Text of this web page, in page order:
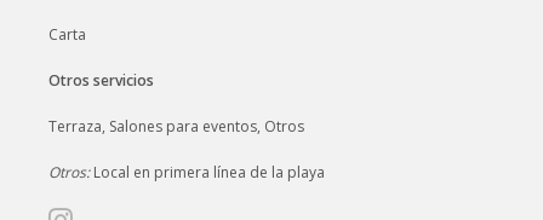
Carta
Otros servicios
Terraza, Salones para eventos, Otros
Otros:Local en primera línea de la playa